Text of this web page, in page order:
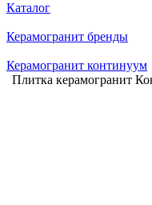
Каталог
Керамогранит бренды
Керамогранит континуум
Плитка керамогранит